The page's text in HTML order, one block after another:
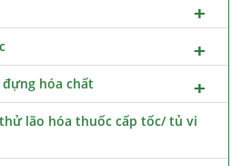
hóa chất
lão hóa thuốc cấp tốc/ tủ vi